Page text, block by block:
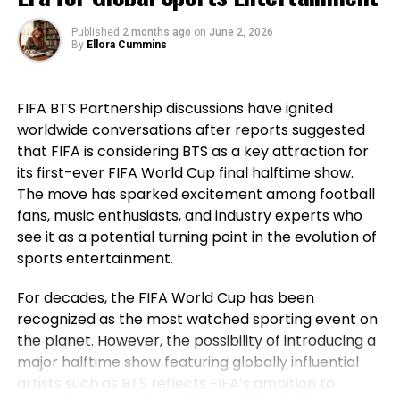
go-to expert for businesses looking to take their branding to
the next level.
major international title, highlighting how the team
went on to secure historic success during his
career. For Ronaldo, those achievements remain a
Cup exit. Rather than dwelling on elimination, he
reflected on the milestones Portugal reached while
he wore the national jersey.
The Portuguese captain pointed to the country’s
first major international triumph and the success
that followed as defining moments for the national
team. His comments underlined not only his
accomplishments of the squad that helped elevate
Portugal among football’s elite nations. While
emotions naturally ran high after the defeat,
Ronaldo’s message remained one of gratitude and
pride instead of regret.
Published 2 months ago on June 2, 2026
By Ellora Cummins
FIFA BTS Partnership discussions have ignited
worldwide conversations after reports suggested
that FIFA is considering BTS as a key attraction for
its first-ever FIFA World Cup final halftime show.
The move has sparked excitement among football
fans, music enthusiasts, and industry experts who
see it as a potential turning point in the evolution of
sports entertainment.
For decades, the FIFA World Cup has been
recognized as the most watched sporting event on
the planet. However, the possibility of introducing a
major halftime show featuring globally influential
artists such as BTS reflects FIFA’s ambition to